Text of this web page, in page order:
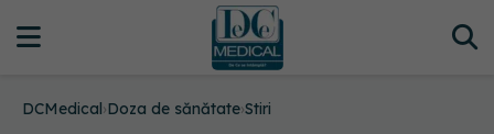
DCMedical›Doza de sănătate›Stiri